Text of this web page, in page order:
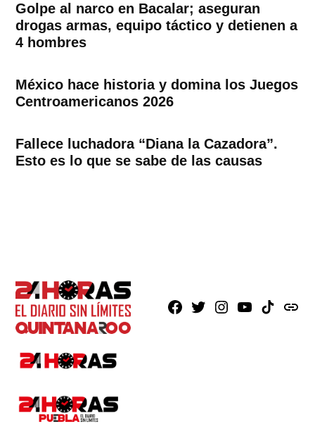
Golpe al narco en Bacalar; aseguran
drogas armas, equipo táctico y detienen a
4 hombres
México hace historia y domina los Juegos
Centroamericanos 2026
Fallece luchadora “Diana la Cazadora”.
Esto es lo que se sabe de las causas
Facebook
X Instagram
YoutubeTikTokissuu